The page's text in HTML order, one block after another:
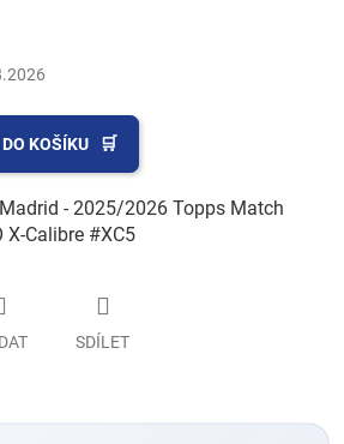
KOŠÍKU
- 2025/2026 Topps Match
X-Calibre #XC5
SDÍLET